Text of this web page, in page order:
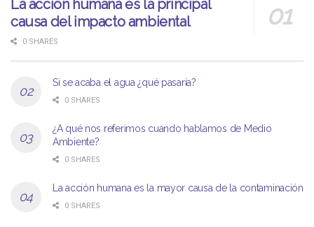
La acción humana es la principal
causa del impacto ambiental
0 SHARES
Si se acaba el agua ¿qué pasaría?
0 SHARES
¿A qué nos referimos cuando hablamos de Medio
Ambiente?
0 SHARES
La acción humana es la mayor causa de la contaminación
0 SHARES